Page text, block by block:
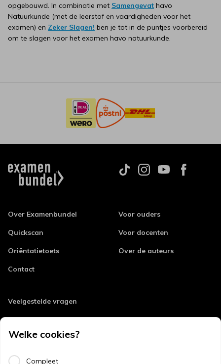
opgebouwd. In combinatie met Samengevat havo
Natuurkunde (met de leerstof en vaardigheden voor het
examen) en Zeker Slagen! ben je tot in de puntjes voorbereid
om te slagen voor het examen havo natuurkunde.
Over Examenbundel
Quickscan
Oriëntatietoets
Contact
Voor ouders
Voor docenten
Over de auteurs
Veelgestelde vragen
Retourneren
Errata
Algemene voorwaarden
Welke cookies?
Compleet